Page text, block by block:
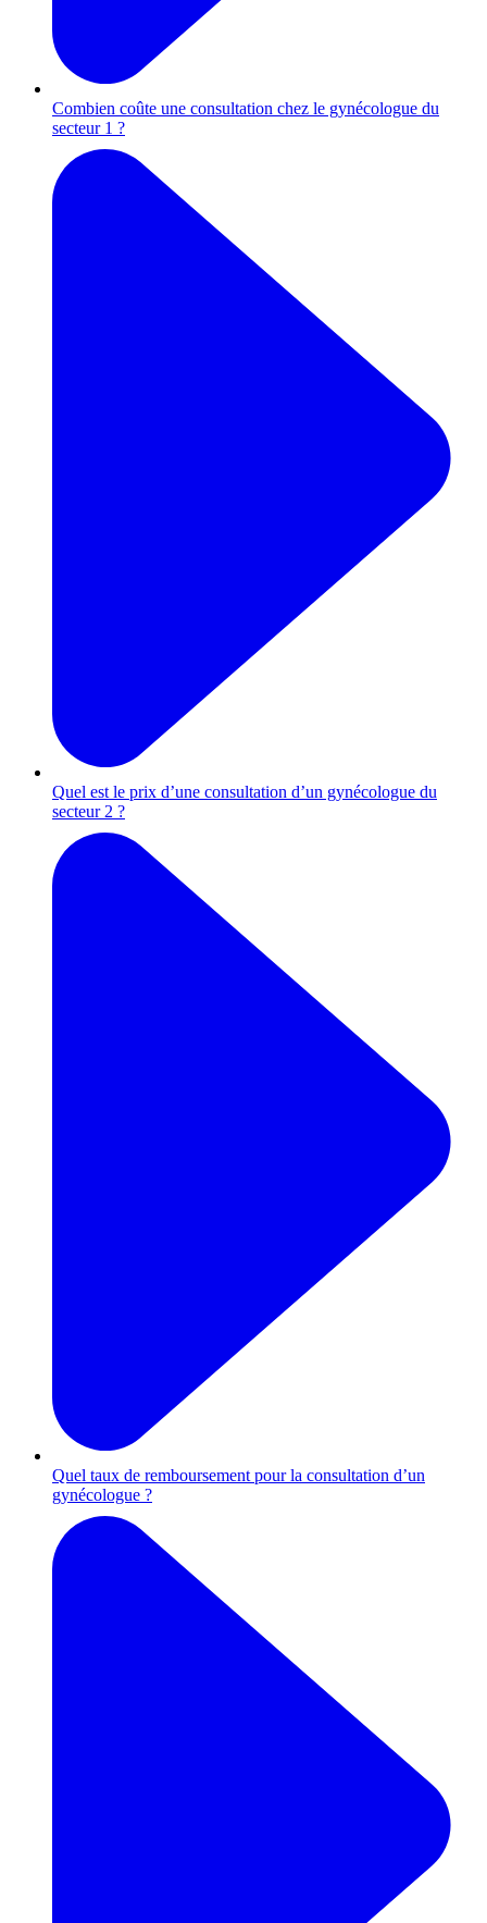
Combien coûte une consultation chez le gynécologue du
secteur 1 ?
Quel est le prix d’une consultation d’un gynécologue du
secteur 2 ?
Quel taux de remboursement pour la consultation d’un
gynécologue ?